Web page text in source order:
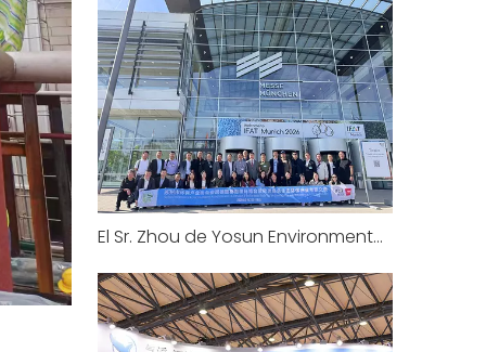
El Sr. Zhou de Yosun Environmental se une a la misión ambiental de Suzhou en Europa: IFAT Munich 2026 y visita a una planta de tratamiento de aguas residuales de larga data